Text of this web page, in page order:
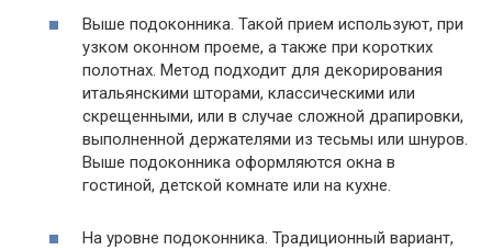
Выше подоконника. Такой прием используют, при
узком оконном проеме, а также при коротких
полотнах. Метод подходит для декорирования
итальянскими шторами, классическими или
скрещенными, или в случае сложной драпировки,
выполненной держателями из тесьмы или шнуров.
Выше подоконника оформляются окна в
гостиной, детской комнате или на кухне.
На уровне подоконника. Традиционный вариант,